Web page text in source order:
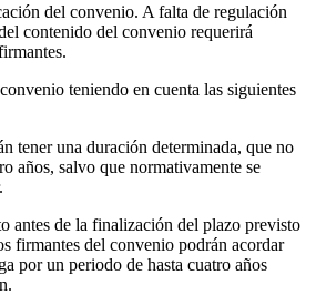
del convenio. A falta de regulación
contenido del convenio requerirá
teniendo en cuenta las siguientes
tener una duración determinada, que no
años, salvo que normativamente se
antes de la finalización del plazo previsto
firmantes del convenio podrán acordar
por un periodo de hasta cuatro años